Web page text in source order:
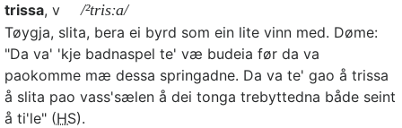
trissa, v
/²trisːa/
Tøygja, slita, bera ei byrd som ein lite vinn med. Døme:
"Da va' 'kje badnaspel te' væ budeia før da va
paokomme mæ dessa springadne. Da va te' gao å trissa
å slita pao vass'sælen å dei tonga trebyttedna både seint
å ti'le" (HS).